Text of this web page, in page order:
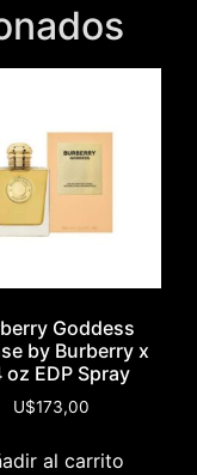
Goddess
by Burberry x
oz EDP Spray
U$173,00
al carrito